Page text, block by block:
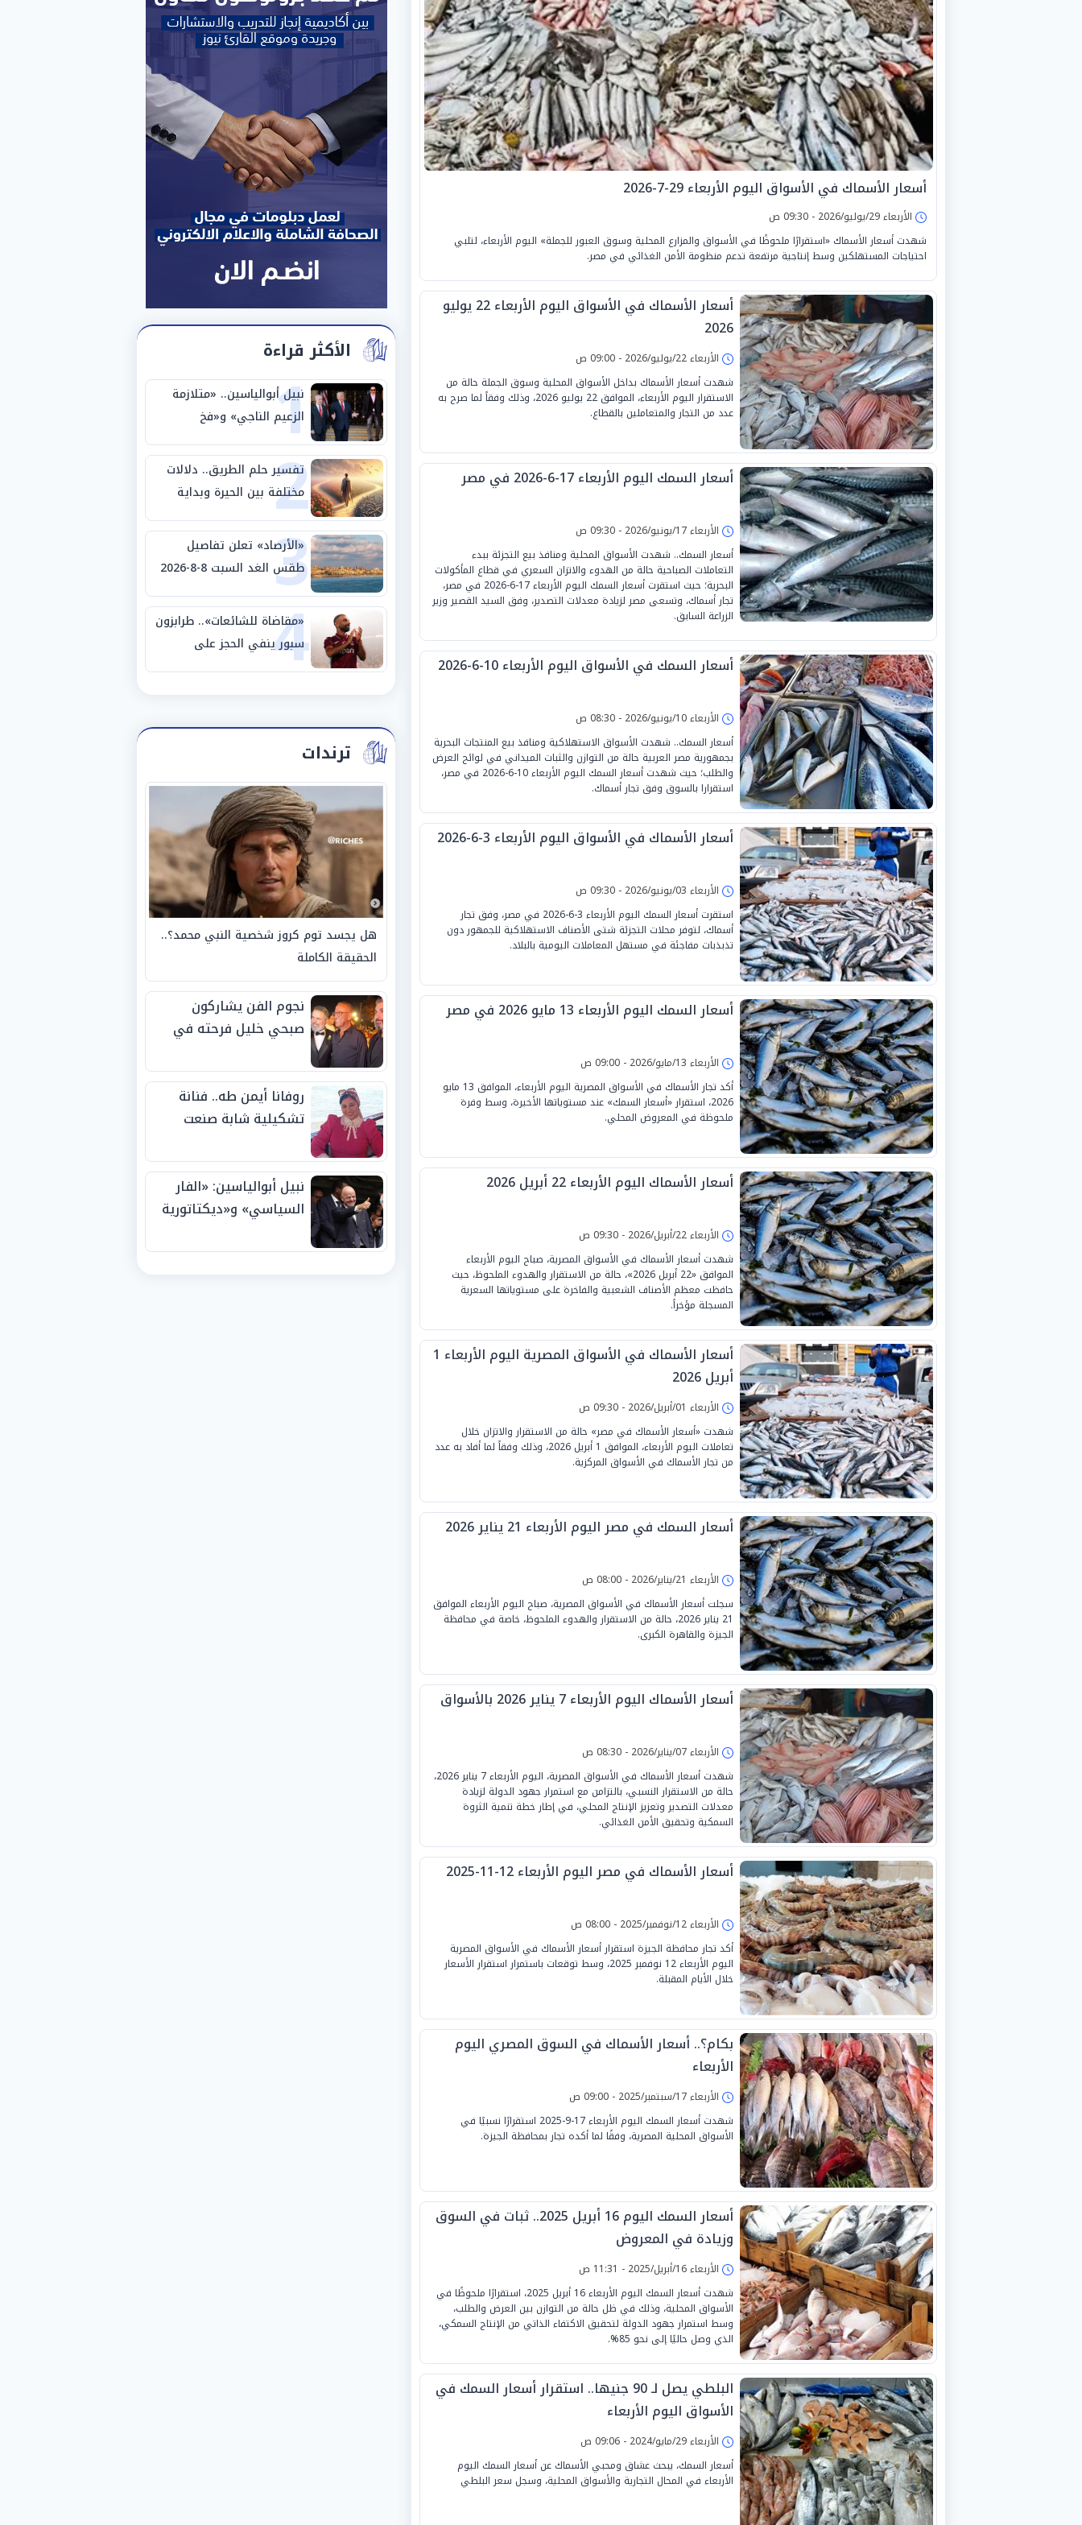
أسعار الأسماك في الأسواق اليوم الأربعاء 29-7-2026
الأربعاء 29/يوليو/2026 - 09:30 ص
شهدت أسعار الأسماك «استقرارًا ملحوظًا في الأسواق والمزارع المحلية وسوق العبور للجملة» اليوم الأربعاء، لتلبي
احتياجات المستهلكين وسط إنتاجية مرتفعة تدعم منظومة الأمن الغذائي في مصر.
أسعار الأسماك في الأسواق اليوم الأربعاء 22 يوليو
2026
الأربعاء 22/يوليو/2026 - 09:00 ص
شهدت أسعار الأسماك بداخل الأسواق المحلية وسوق الجملة حالة من
الاستقرار اليوم الأربعاء، الموافق 22 يوليو 2026، وذلك وفقاً لما صرح به
عدد من التجار والمتعاملين بالقطاع.
أسعار السمك اليوم الأربعاء 17-6-2026 في مصر
الأربعاء 17/يونيو/2026 - 09:30 ص
أسعار السمك.. شهدت الأسواق المحلية ومنافذ بيع التجزئة ببدء
التعاملات الصباحية حالة من الهدوء والاتزان السعري في قطاع المأكولات
البحرية؛ حيث استقرت أسعار السمك اليوم الأربعاء 17-6-2026 في مصر،
تجار أسماك، وتسعى مصر لزيادة معدلات التصدير، وفق السيد القصير وزير
الزراعة السابق.
أسعار السمك في الأسواق اليوم الأربعاء 10-6-2026
الأربعاء 10/يونيو/2026 - 08:30 ص
أسعار السمك.. شهدت الأسواق الاستهلاكية ومنافذ بيع المنتجات البحرية
بجمهورية مصر العربية حالة من التوازن والثبات الميداني في لوائح العرض
والطلب؛ حيث شهدت أسعار السمك اليوم الأربعاء 10-6-2026 في مصر،
استقرارا بالسوق وفق تجار أسماك.
أسعار الأسماك في الأسواق اليوم الأربعاء 3-6-2026
الأربعاء 03/يونيو/2026 - 09:30 ص
استقرت أسعار السمك اليوم الأربعاء 3-6-2026 في مصر، وفق تجار
أسماك، لتوفر محلات التجزئة شتى الأصناف الاستهلاكية للجمهور دون
تذبذبات مفاجئة في مستهل المعاملات اليومية بالبلاد.
أسعار السمك اليوم الأربعاء 13 مايو 2026 في مصر
الأربعاء 13/مايو/2026 - 09:00 ص
أكد تجار الأسماك في الأسواق المصرية اليوم الأربعاء، الموافق 13 مايو
2026، استقرار «أسعار السمك» عند مستوياتها الأخيرة، وسط وفرة
ملحوظة في المعروض المحلي.
أسعار الأسماك اليوم الأربعاء 22 أبريل 2026
الأربعاء 22/أبريل/2026 - 09:30 ص
شهدت أسعار الأسماك في الأسواق المصرية، صباح اليوم الأربعاء
الموافق «22 أبريل 2026»، حالة من الاستقرار والهدوء الملحوظ، حيث
حافظت معظم الأصناف الشعبية والفاخرة على مستوياتها السعرية
المسجلة مؤخراً.
أسعار الأسماك في الأسواق المصرية اليوم الأربعاء 1
أبريل 2026
الأربعاء 01/أبريل/2026 - 09:30 ص
شهدت «أسعار الأسماك في مصر» حالة من الاستقرار والاتزان خلال
تعاملات اليوم الأربعاء، الموافق 1 أبريل 2026، وذلك وفقاً لما أفاد به عدد
من تجار الأسماك في الأسواق المركزية.
أسعار السمك في مصر اليوم الأربعاء 21 يناير 2026
الأربعاء 21/يناير/2026 - 08:00 ص
سجلت أسعار الأسماك في الأسواق المصرية، صباح اليوم الأربعاء الموافق
21 يناير 2026، حالة من الاستقرار والهدوء الملحوظ، خاصة في محافظة
الجيزة والقاهرة الكبرى.
أسعار الأسماك اليوم الأربعاء 7 يناير 2026 بالأسواق
الأربعاء 07/يناير/2026 - 08:30 ص
شهدت أسعار الأسماك في الأسواق المصرية، اليوم الأربعاء 7 يناير 2026،
حالة من الاستقرار النسبي، بالتزامن مع استمرار جهود الدولة لزيادة
معدلات التصدير وتعزيز الإنتاج المحلي، في إطار خطة تنمية الثروة
السمكية وتحقيق الأمن الغذائي.
أسعار الأسماك في مصر اليوم الأربعاء 12-11-2025
الأربعاء 12/نوفمبر/2025 - 08:00 ص
أكد تجار محافظة الجيزة استقرار أسعار الأسماك في الأسواق المصرية
اليوم الأربعاء 12 نوفمبر 2025، وسط توقعات باستمرار استقرار الأسعار
خلال الأيام المقبلة.
بكام؟.. أسعار الأسماك في السوق المصري اليوم
الأربعاء
الأربعاء 17/سبتمبر/2025 - 09:00 ص
شهدت أسعار السمك اليوم الأربعاء 17-9-2025 استقرارًا نسبيًا في
الأسواق المحلية المصرية، وفقًا لما أكده تجار بمحافظة الجيزة.
أسعار السمك اليوم 16 أبريل 2025.. ثبات في السوق
وزيادة في المعروض
الأربعاء 16/أبريل/2025 - 11:31 ص
شهدت أسعار السمك اليوم الأربعاء 16 أبريل 2025، استقرارًا ملحوظًا في
الأسواق المحلية، وذلك في ظل حالة من التوازن بين العرض والطلب،
وسط استمرار جهود الدولة لتحقيق الاكتفاء الذاتي من الإنتاج السمكي،
الذي وصل حاليًا إلى نحو 85%.
البلطي يصل لـ 90 جنيها.. استقرار أسعار السمك في
الأسواق اليوم الأربعاء
الأربعاء 29/مايو/2024 - 09:06 ص
أسعار السمك، يبحث عشاق ومحبي الأسماك عن أسعار السمك اليوم
الأربعاء في المحال التجارية والأسواق المحلية، وسجل سعر البلطي
الأكثر قراءة
1
نبيل أبوالياسين.. «متلازمة
الزعيم الناجي» و«فخ
الشرعية المزدوجة» وترامب
ينأى بنفسه وحليفه في
«ميتم استراتيجي»
2
تفسير حلم الطريق.. دلالات
مختلفة بين الحيرة وبداية
مرحلة جديدة
3
«الأرصاد» تعلن تفاصيل
طقس الغد السبت 8-8-2026
والظواهر الجوية
4
«مقاضاة للشائعات».. طرابزون
سبور ينفي الحجز على
مستحقات محمد صلاح
ترندات
هل يجسد توم كروز شخصية النبي محمد؟..
الحقيقة الكاملة
نجوم الفن يشاركون
صبحي خليل فرحته في
روفانا أيمن طه.. فنانة
تشكيلية شابة صنعت
الجوائز منذ الصغر
نبيل أبوالياسين: «الفار
السياسي» و«ديكتاتورية
الفيفا».. وإقالة